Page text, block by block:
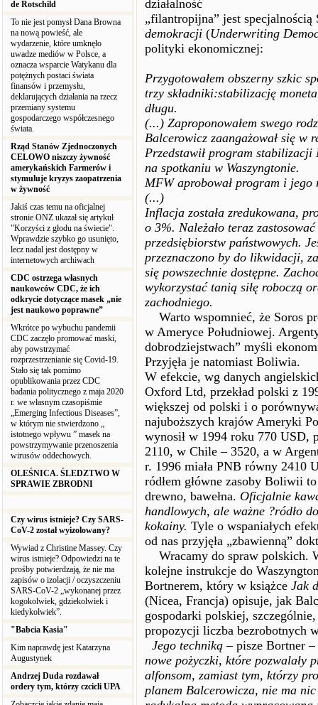
de Rotschild
To nie jest pomysł Dana Browna
na nową powieść, ale
wydarzenie, które umknęło
uwadze mediów w Polsce, a
oznacza wsparcie Watykanu dla
potężnych postaci świata
finansów i przemysłu,
deklarujących działania na rzecz
przemiany systemu
gospodarczego współczesnego
świata.
Rząd Stanów Zjednoczonych
CELOWO niszczy żywność
amerykańskich Farmerów i
stymuluje kryzys zaopatrzenia
w żywność
Jakiś czas temu na oficjalnej
stronie ONZ ukazał się artykuł
"Korzyści z głodu na świecie".
Wprawdzie szybko go usunięto,
lecz nadal jest dostępny w
internetowych archiwach
CDC ostrzega własnych
naukowców CDC, że ich
odkrycie dotyczące masek „nie
jest naukowo poprawne”
Wkrótce po wybuchu pandemii
CDC zaczęło promować maski,
aby powstrzymać
rozprzestrzenianie się Covid-19.
Stało się tak pomimo
opublikowania przez CDC
badania politycznego z maja 2020
r. we własnym czasopiśmie
„Emerging Infectious Diseases”,
w którym nie stwierdzono „
istotnego wpływu ” masek na
powstrzymywanie przenoszenia
wirusów oddechowych.
OLEŚNICA. ŚLEDZTWO W
SPRAWIE ZBRODNI
Czy wirus istnieje? Czy SARS-
CoV-2 został wyizolowany?
Wywiad z Christine Massey. Czy
wirus istnieje? Odpowiedzi na te
prośby potwierdzają, że nie ma
zapisów o izolacji / oczyszczeniu
SARS-CoV-2 „wykonanej przez
kogokolwiek, gdziekolwiek i
kiedykolwiek”.
"Babcia Kasia"
Kim naprawdę jest Katarzyna
Augustynek
Andrzej Duda rozdawał
ordery tym, którzy czcicli UPA
działalność
„filantropijna” jest
demokracji (Underwriting
polityki ekonomicznej:
Przygotowałem obszerny szkic
trzy składniki:stabilizację
długu.
(...) Zaproponowałem swego
Balcerowicz zaangażował się
Przedstawił program stabilizacji
na spotkaniu w Waszyngtonie.
MFW aprobował program i jego
(...)
Inflacja została zredukowana,
o 3%. Należało teraz
przedsiębiorstw państwowych.
przeznaczono by do likwidacji,
się powszechnie dostępne.
wykorzystać tanią siłę roboczą
zachodniego.
Warto wspomnieć, że Soros
w Ameryce Południowej.
dobrodziejstwach” myśli
Przyjęła je natomiast Boliwia.
W efekcie, wg danych
Oxford Ltd, przekład polski z
większej od polski i o
najuboższych krajów Ameryki
wynosił w 1994 roku 770 USD,
2110, w Chile – 3520, a w
r. 1996 miała PNB równy 2410
ródłem główne zasoby Boliwii
drewno, bawełna. Oficjalnie
handlowych, ale ważne ?ródło
kokainy. Tyle o wspaniałych
od nas przyjęła „zbawienną”
Wracamy do spraw polskich.
kolejne instrukcje do
Bortnerem, który w książce Jak
(Nicea, Francja) opisuje, jak
gospodarki polskiej,
propozycji liczba bezrobotnych
Jego techniką– pisze Bortner –
nowe pożyczki, które pozwalały
alfonsom, zamiast tym, którzy
planem Balcerowicza, nie ma